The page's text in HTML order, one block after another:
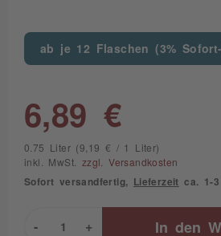
ab je 12 Flaschen (3%
6,89 €
0.75 Liter (9,19 € / 1 Liter)
inkl. MwSt. zzgl. Versandkosten
Sofort versandfertig, Lieferzeit ca. 1-3
+
- In den